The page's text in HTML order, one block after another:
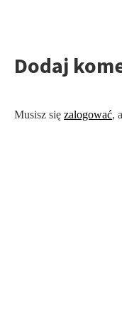
Dodaj
Musisz się zalogować,